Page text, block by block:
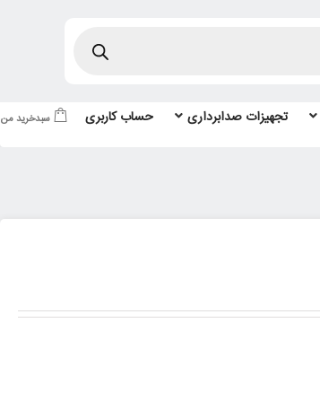
تجهیزات صدابرداری حساب کاربری سبدخرید من